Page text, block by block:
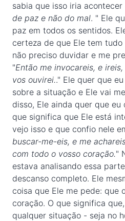
sabia que isso iria acontecer
de paz e não do mal. " Ele
paz em todos os sentidos.
certeza de que Ele tem
não preciso duvidar e me
"Então me invocareis, e
vos ouvirei.." Ele quer que
sobre a situação e Ele vai
disso, Ele ainda quer que eu
que significa que Ele está
vejo isso e que confio nele
buscar-me-eis, e me
com todo o vosso coração."
estava analisando essa
descanso completo. Ele
coisa que Ele me pede: que
coração. O que significa
qualquer situação - seja no